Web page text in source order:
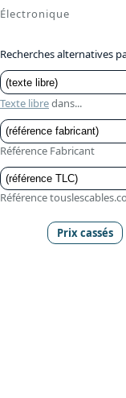
Électronique
Recherches alternatives
Texte libredans...
Référence Fabricant
Référence
Prix cassés